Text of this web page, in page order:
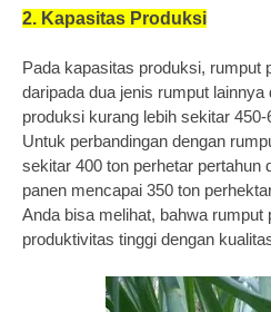
2. Kapasitas Produksi
Pada kapasitas produksi, rumput
daripada dua jenis rumput
produksi kurang lebih sekitar
Untuk perbandingan dengan
sekitar 400 ton perhetar pertahun
panen mencapai 350 ton
Anda bisa melihat, bahwa rumput
produktivitas tinggi dengan